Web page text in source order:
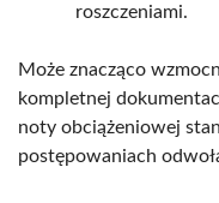
roszczeniami.
Może znacząco
kompletnej
noty obciążeniowej
postępowaniach